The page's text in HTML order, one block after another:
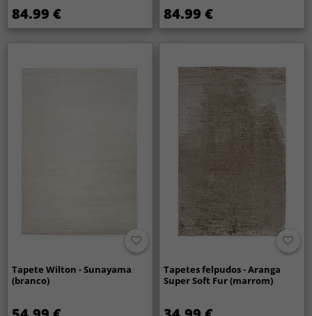
84.99 € 84.99 €
Tapete Wilton - Sunayama
(branco)
Tapetes felpudos - Aranga
Super Soft Fur (marrom)